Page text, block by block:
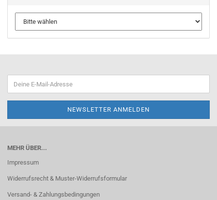
MEHR ÜBER...
Impressum
Widerrufsrecht & Muster-Widerrufsformular
Versand- & Zahlungsbedingungen